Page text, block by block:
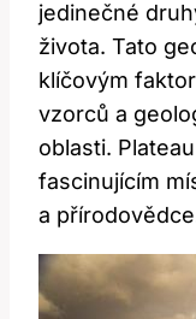
jedinečné
života. ⁤Tato⁤
klíčovým
vzorců a
oblasti.
fascinujícím
a